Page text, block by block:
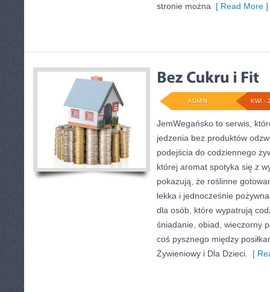
stronie można [ Read More ]
KWI -
ADMIN
JemWegańsko to serwis,
jedzenia bez produktów
podejścia do codziennego
której aromat spotyka się z
pokazują, że roślinne
lekka i jednocześnie
dla osób, które wypatrują
śniadanie, obiad, wieczorny
coś pysznego między
Żywieniowy i Dla Dzieci.
[